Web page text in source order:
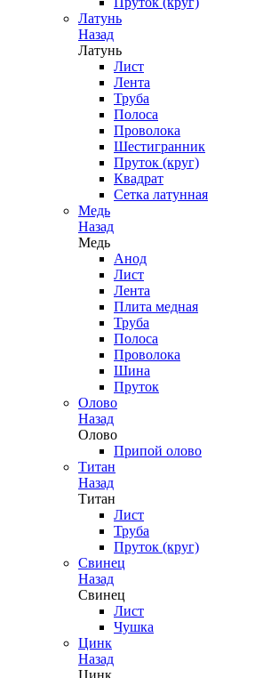
Латунь
Назад
Латунь
Лист
Лента
Труба
Полоса
Проволока
Шестигранник
Пруток (круг)
Квадрат
Сетка латунная
Медь
Назад
Медь
Анод
Лист
Лента
Плита медная
Труба
Полоса
Проволока
Шина
Пруток
Олово
Назад
Олово
Припой олово
Титан
Назад
Титан
Лист
Труба
Пруток (круг)
Свинец
Назад
Свинец
Лист
Чушка
Цинк
Назад
Цинк